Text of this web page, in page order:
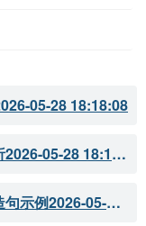
05-28 18:18:08
2026-05-28 18:18:07
句示例 2026-05-28 18:18:05